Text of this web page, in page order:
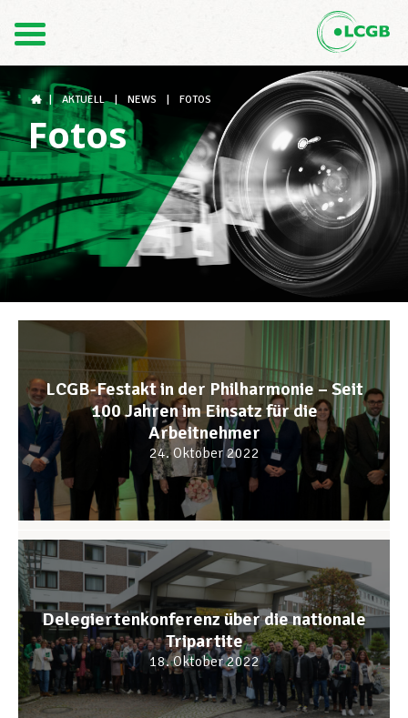
Kontakt
Der LCGB
Gewerkschaftsstrukturen
Unterstützung im Arbeitsalltag
Ihre Rechte
Unterstützung im Privatleben
Berufliche Weiterentwicklung
Mitglied werden
Aktuell
| AKTUELL | NEWS FOTOS
Fotos
LCGB-Festakt in der Philharmonie – Seit
100 Jahren im Einsatz für die
Arbeitnehmer
24. Oktober 2022
Delegiertenkonferenz über die nationale
Tripartite
18. Oktober 2022